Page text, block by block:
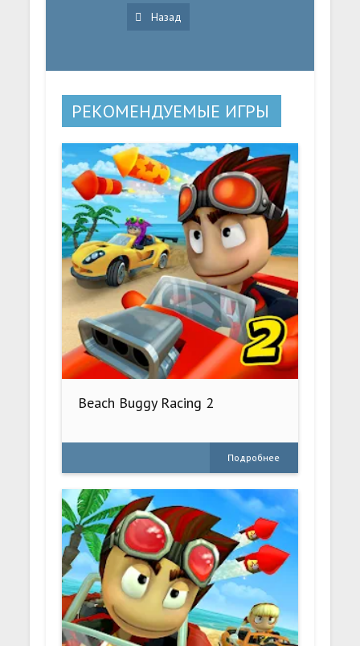
Назад
РЕКОМЕНДУЕМЫЕ ИГРЫ
Beach Buggy Racing 2
Подробнее